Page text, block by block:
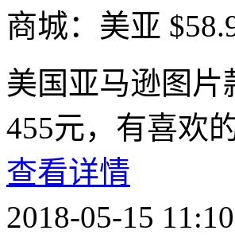
商城：美亚
美国亚马逊图
455元，有喜欢
查看详情
2018-05-15